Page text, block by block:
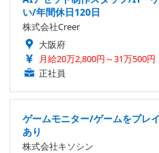
い/年間休日120日
株式会社Creer
大阪府
月給20万2,800円～31万500円
正社員
ゲームモニター/ゲームをプレ
あり
株式会社キソシン